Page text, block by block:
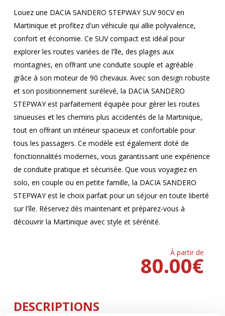
Louez une DACIA SANDERO STEPWAY SUV 90CV en
Martinique et profitez d'un véhicule qui allie polyvalence,
confort et économie. Ce SUV compact est idéal pour
explorer les routes variées de l'île, des plages aux
montagnes, en offrant une conduite souple et agréable
grâce à son moteur de 90 chevaux. Avec son design robuste
et son positionnement surélevé, la DACIA SANDERO
STEPWAY est parfaitement équipée pour gérer les routes
sinueuses et les chemins plus accidentés de la Martinique,
tout en offrant un intérieur spacieux et confortable pour
tous les passagers. Ce modèle est également doté de
fonctionnalités modernes, vous garantissant une expérience
de conduite pratique et sécurisée. Que vous voyagiez en
solo, en couple ou en petite famille, la DACIA SANDERO
STEPWAY est le choix parfait pour un séjour en toute liberté
sur l'île. Réservez dès maintenant et préparez-vous à
découvrir la Martinique avec style et sérénité.
À partir de
€
80.00
DESCRIPTIONS